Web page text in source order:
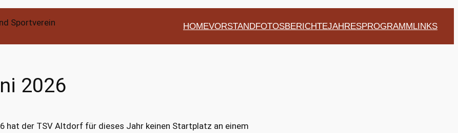
HOMEVORSTANDFOTOSBERICHTEJAHRESPROGRAMMLINKS
2026
der TSV Altdorf für dieses Jahr keinen Startplatz an einem